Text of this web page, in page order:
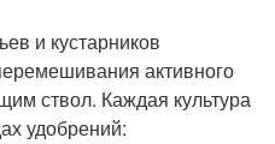
и кустарников
активного
ствол. Каждая культура
удобрений: